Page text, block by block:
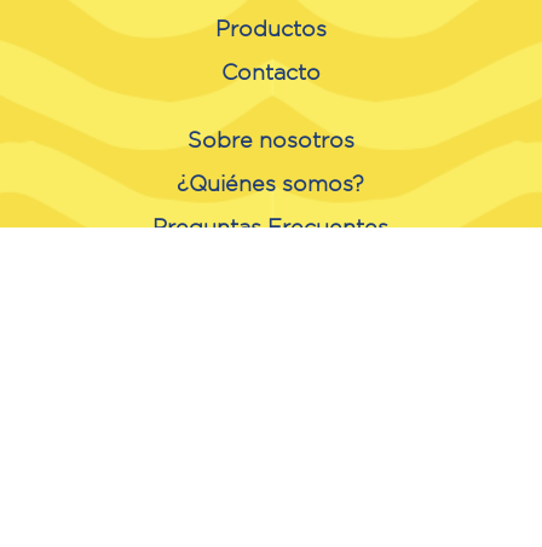
Productos
Contacto
Sobre nosotros
¿Quiénes somos?
Preguntas Frecuentes